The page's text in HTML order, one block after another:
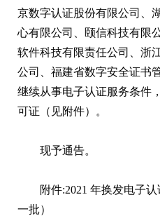
京数字认证股份有限公司、
心有限公司、颐信科技有限
软件科技有限责任公司、浙
公司、福建省数字安全证书
继续从事电子认证服务条件
可证（见附件）。
现予通告。
附件:2021 年换发电子
一批）